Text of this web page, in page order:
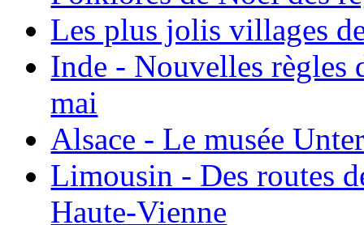
Les plus jolis villages
Inde - Nouvelles règles
mai
Alsace - Le musée
Limousin - Des routes
Haute-Vienne